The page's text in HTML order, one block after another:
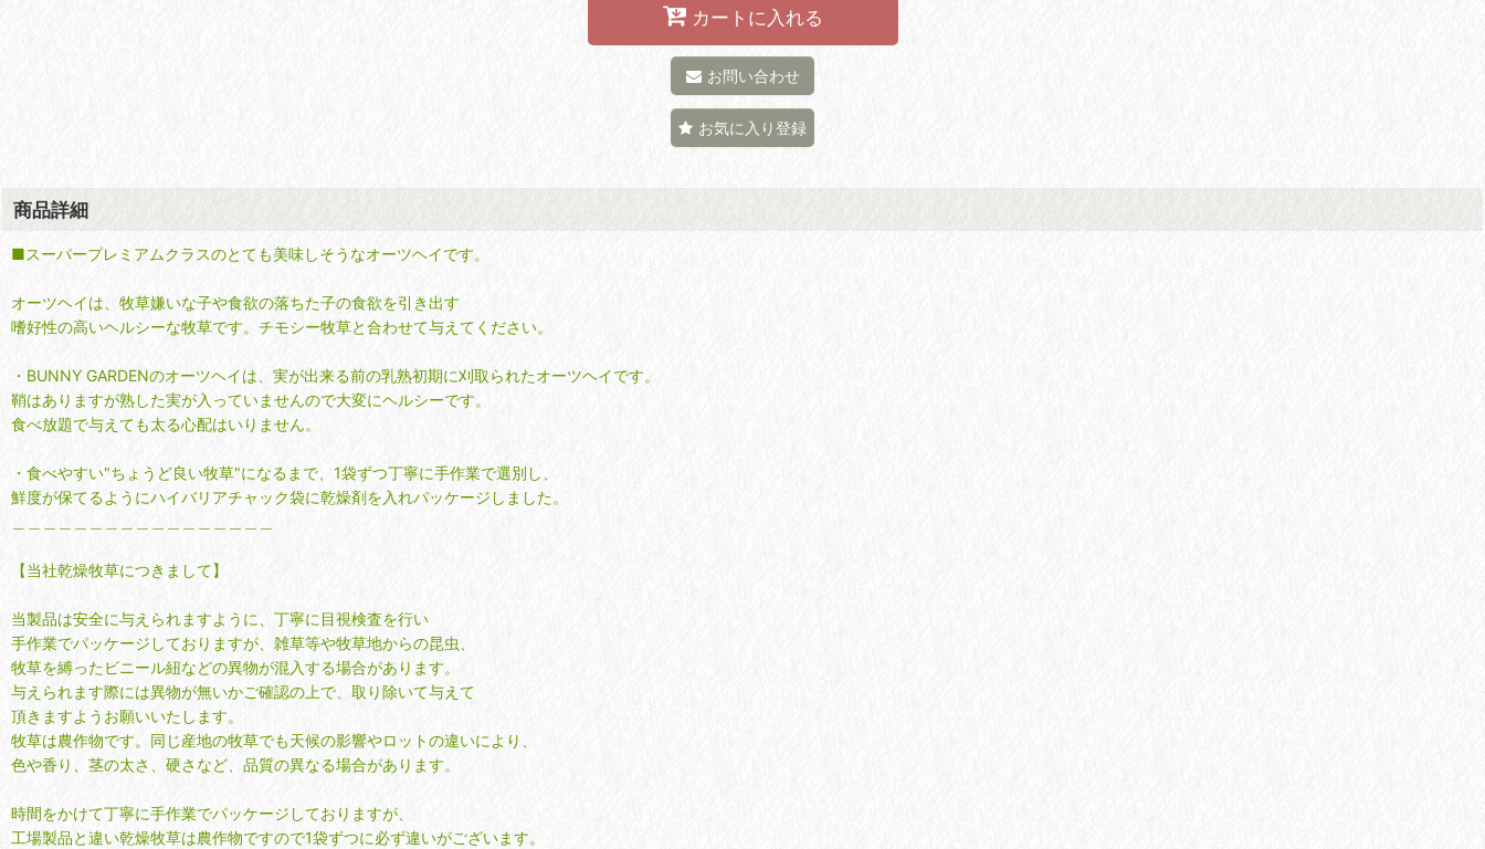
カートに入れる
お問い合わせ
お気に入り登録
商品詳細
■スーパープレミアムクラスのとても美味しそうなオーツヘイです。
オーツヘイは、牧草嫌いな子や食欲の落ちた子の食欲を引き出す
嗜好性の高いヘルシーな牧草です。チモシー牧草と合わせて与えてください。
・BUNNY GARDENのオーツヘイは、実が出来る前の乳熟初期に刈取られたオーツヘイです。
鞘はありますが熟した実が入っていませんので大変にヘルシーです。
食べ放題で与えても太る心配はいりません。
・食べやすい"ちょうど良い牧草"になるまで、1袋ずつ丁寧に手作業で選別し、
鮮度が保てるようにハイバリアチャック袋に乾燥剤を入れパッケージしました。
【当社乾燥牧草につきまして】
当製品は安全に与えられますように、丁寧に目視検査を行い
手作業でパッケージしておりますが、雑草等や牧草地からの昆虫、
牧草を縛ったビニール紐などの異物が混入する場合があります。
与えられます際には異物が無いかご確認の上で、取り除いて与えて
頂きますようお願いいたします。
牧草は農作物です。同じ産地の牧草でも天候の影響やロットの違いにより、
色や香り、茎の太さ、硬さなど、品質の異なる場合があります。
時間をかけて丁寧に手作業でパッケージしておりますが、
工場製品と違い乾燥牧草は農作物ですので1袋ずつに必ず違いがございます。